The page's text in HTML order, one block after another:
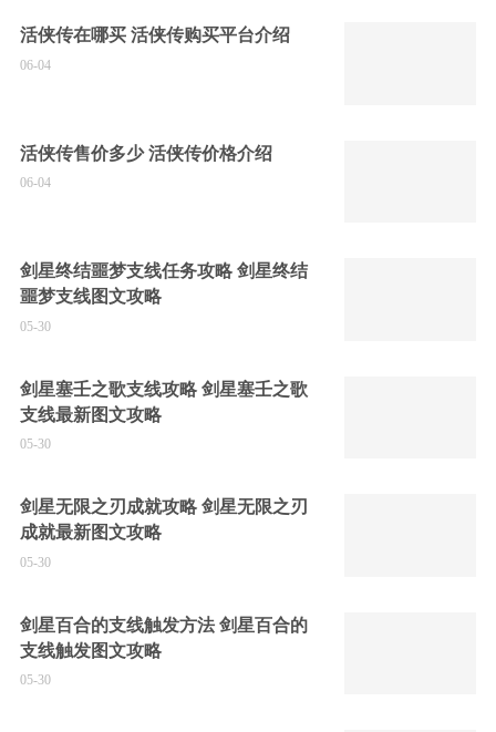
活侠传在哪买 活侠传购买平台介绍
06-04
活侠传售价多少 活侠传价格介绍
06-04
剑星终结噩梦支线任务攻略 剑星终结
噩梦支线图文攻略
05-30
剑星塞壬之歌支线攻略 剑星塞壬之歌
支线最新图文攻略
05-30
剑星无限之刃成就攻略 剑星无限之刃
成就最新图文攻略
05-30
剑星百合的支线触发方法 剑星百合的
支线触发图文攻略
05-30